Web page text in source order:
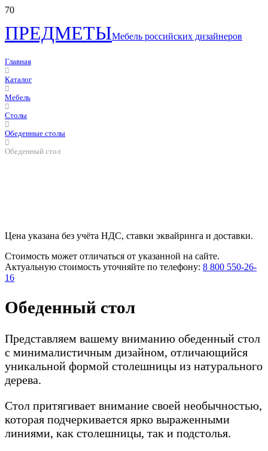
ПРЕДМЕТЫМебель российских дизайнеров
Главная
Каталог
Мебель
Столы
Обеденные столы
Обеденный стол
Цена указана без учёта НДС, ставки эквайринга и доставки.
Стоимость может отличаться от указанной на сайте.
Актуальную стоимость уточняйте по телефону: 8 800 550-26-
16
Обеденный стол
Представляем вашему вниманию обеденный стол
с минималистичным дизайном, отличающийся
уникальной формой столешницы из натурального
дерева.
Стол притягивает внимание своей необычностью,
которая подчеркивается ярко выраженными
линиями, как столешницы, так и подстолья.